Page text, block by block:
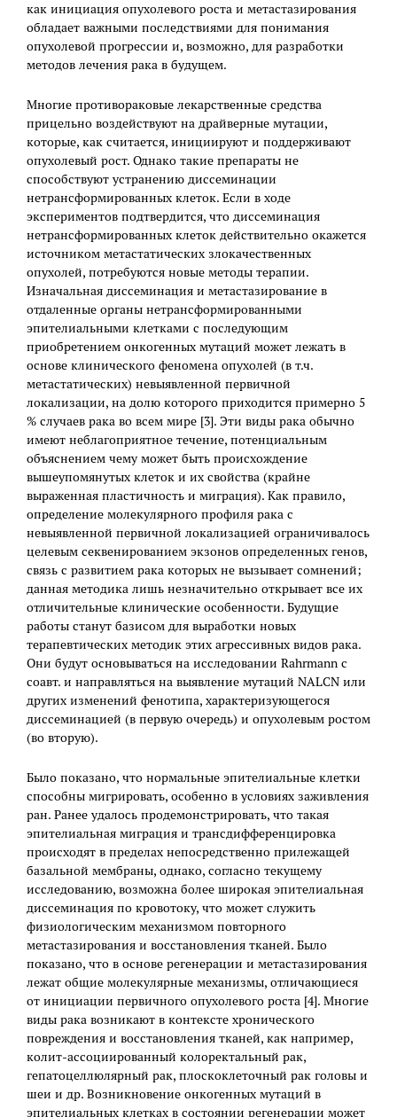
как инициация опухолевого роста и метастазирования
обладает важными последствиями для понимания
опухолевой прогрессии и, возможно, для разработки
методов лечения рака в будущем.
Многие противораковые лекарственные средства
прицельно воздействуют на драйверные мутации,
которые, как считается, инициируют и поддерживают
опухолевый рост. Однако такие препараты не
способствуют устранению диссеминации
нетрансформированных клеток. Если в ходе
экспериментов подтвердится, что диссеминация
нетрансформированных клеток действительно окажется
источником метастатических злокачественных
опухолей, потребуются новые методы терапии.
Изначальная диссеминация и метастазирование в
отдаленные органы нетрансформированными
эпителиальными клетками с последующим
приобретением онкогенных мутаций может лежать в
основе клинического феномена опухолей (в т.ч.
метастатических) невыявленной первичной
локализации, на долю которого приходится примерно 5
% случаев рака во всем мире [3]. Эти виды рака обычно
имеют неблагоприятное течение, потенциальным
объяснением чему может быть происхождение
вышеупомянутых клеток и их свойства (крайне
выраженная пластичность и миграция). Как правило,
определение молекулярного профиля рака с
невыявленной первичной локализацией ограничивалось
целевым секвенированием экзонов определенных генов,
связь с развитием рака которых не вызывает сомнений;
данная методика лишь незначительно открывает все их
отличительные клинические особенности. Будущие
работы станут базисом для выработки новых
терапевтических методик этих агрессивных видов рака.
Они будут основываться на исследовании Rahrmann с
соавт. и направляться на выявление мутаций NALCN или
других изменений фенотипа, характеризующегося
диссеминацией (в первую очередь) и опухолевым ростом
(во вторую).
Было показано, что нормальные эпителиальные клетки
способны мигрировать, особенно в условиях заживления
ран. Ранее удалось продемонстрировать, что такая
эпителиальная миграция и трансдифференцировка
происходят в пределах непосредственно прилежащей
базальной мембраны, однако, согласно текущему
исследованию, возможна более широкая эпителиальная
диссеминация по кровотоку, что может служить
физиологическим механизмом повторного
метастазирования и восстановления тканей. Было
показано, что в основе регенерации и метастазирования
лежат общие молекулярные механизмы, отличающиеся
от инициации первичного опухолевого роста [4]. Многие
виды рака возникают в контексте хронического
повреждения и восстановления тканей, как например,
колит-ассоциированный колоректальный рак,
гепатоцеллюлярный рак, плоскоклеточный рак головы и
шеи и др. Возникновение онкогенных мутаций в
эпителиальных клетках в состоянии регенерации может